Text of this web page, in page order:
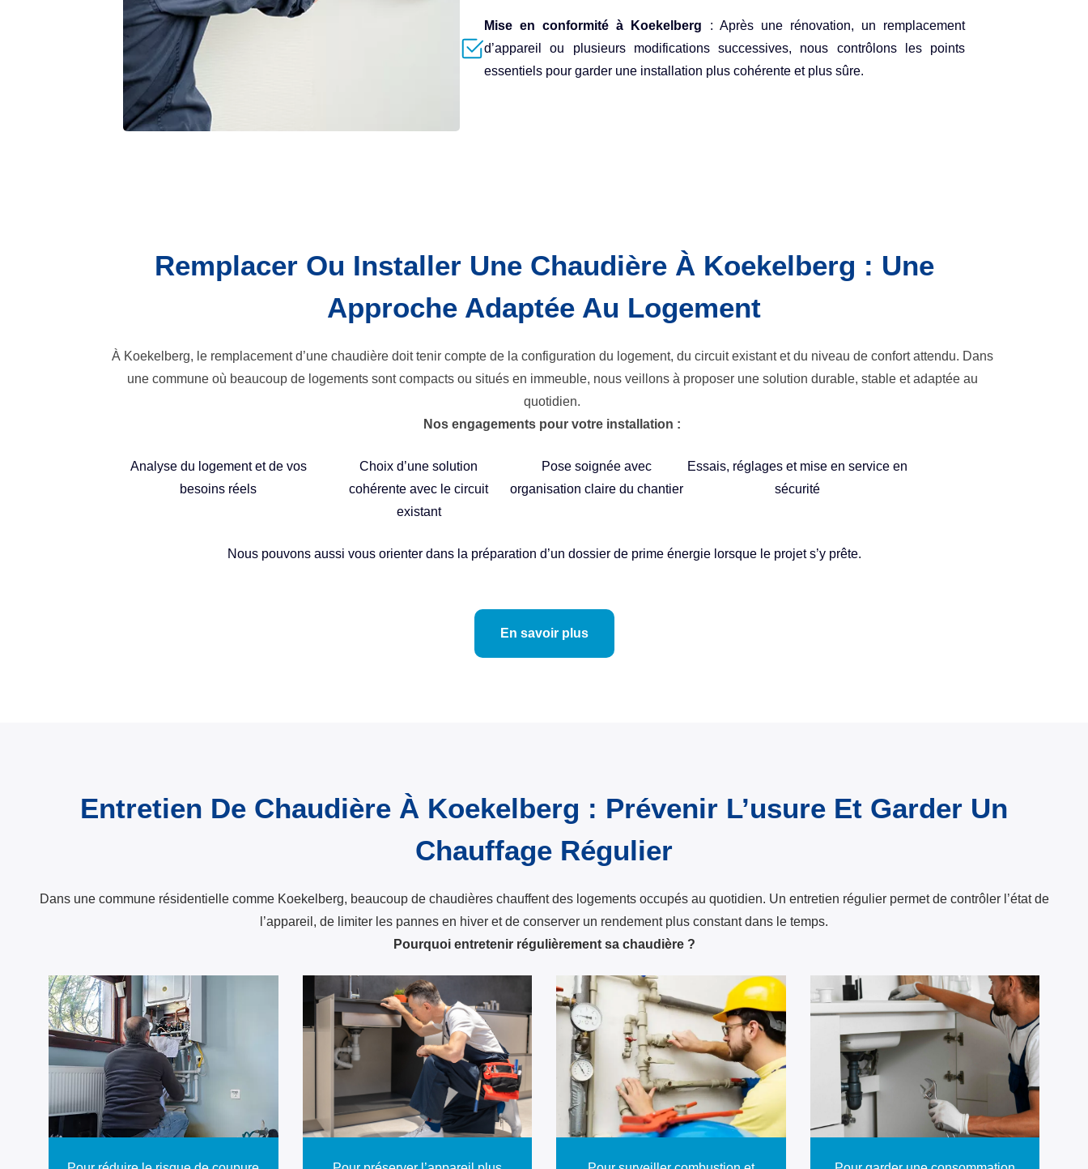
Mise en conformité à Koekelberg : Après une rénovation, un remplacement
d’appareil ou plusieurs modifications successives, nous contrôlons les points
essentiels pour garder une installation plus cohérente et plus sûre.
Remplacer Ou Installer Une Chaudière À Koekelberg : Une
Approche Adaptée Au Logement
À Koekelberg, le remplacement d’une chaudière doit tenir compte de la configuration du logement, du circuit existant et du niveau de confort attendu. Dans
une commune où beaucoup de logements sont compacts ou situés en immeuble, nous veillons à proposer une solution durable, stable et adaptée au
quotidien.
Nos engagements pour votre installation :
Analyse du logement et de vos
besoins réels
Choix d’une solution
cohérente avec le circuit
existant
Pose soignée avec
organisation claire du chantier
Essais, réglages et mise en service en
sécurité
Nous pouvons aussi vous orienter dans la préparation d’un dossier de prime énergie lorsque le projet s’y prête.
En savoir plus
Entretien De Chaudière À Koekelberg : Prévenir L’usure Et Garder Un
Chauffage Régulier
Dans une commune résidentielle comme Koekelberg, beaucoup de chaudières chauffent des logements occupés au quotidien. Un entretien régulier permet de contrôler l’état de
l’appareil, de limiter les pannes en hiver et de conserver un rendement plus constant dans le temps.
Pourquoi entretenir régulièrement sa chaudière ?